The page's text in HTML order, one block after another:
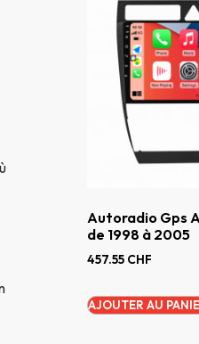
Autoradio Gps
de 1998 à 2005
457.55 CHF
AJOUTER AU